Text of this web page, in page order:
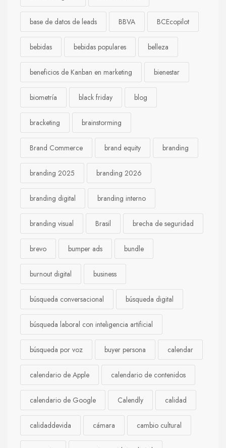
base de datos de leads BBVA BCEcopilot
bebidas bebidas populares belleza
beneficios de Kanban en marketing bienestar
biometría black friday blog
bracketing brainstorming
Brand Commerce brand equity branding
branding 2025 branding 2026
branding digital branding interno
branding visual Brasil brecha de seguridad
brevo bumper ads bundle
burnout digital business
búsqueda conversacional búsqueda digital
búsqueda laboral con inteligencia artificial
búsqueda por voz buyer persona calendar
calendario de Apple calendario de contenidos
calendario de Google Calendly calidad
calidaddevida cámara cambio cultural